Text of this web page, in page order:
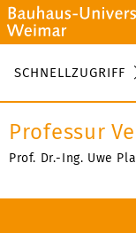
SCHNELLZUGRIFF
Professur
Prof. Dr.-Ing. Uwe